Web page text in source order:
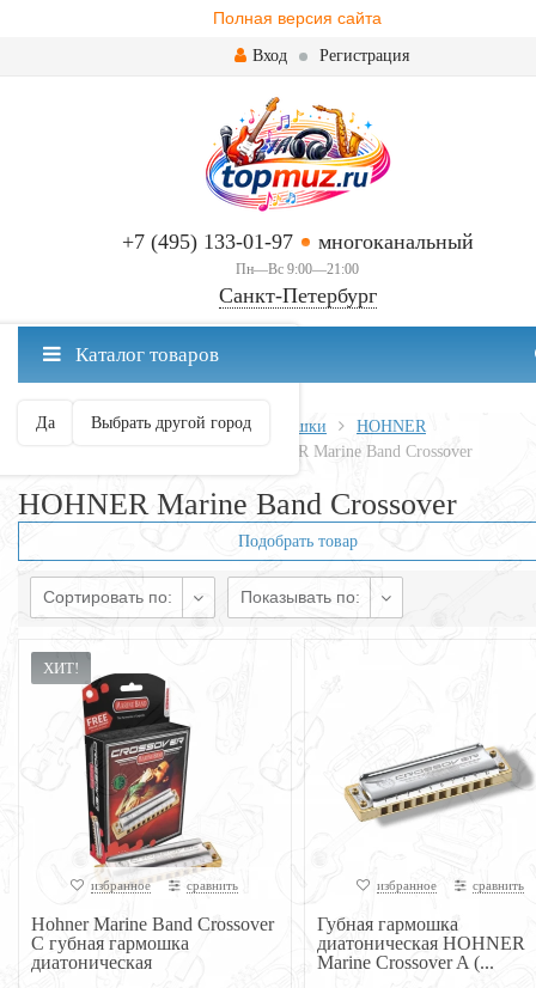
Полная версия сайта
Вход Регистрация
+7 (495) 133-01-97 многоканальный
Пн—Вс 9:00—21:00
Санкт-Петербург
Санкт-Петербург ваш город?
Да Выбрать другой город
Каталог товаров
Главная Духовые Губные гармошки
HOHNER
HOHNER Marine Band Crossover
HOHNER Marine Band Crossover
Подобрать товар
Сортировать по: Показывать по:
ХИТ!
избранное сравнить
Hohner Marine Band Crossover
C губная гармошка
диатоническая
избранное сравнить
Губная гармошка
диатоническая HOHNER
Marine Crossover A (...